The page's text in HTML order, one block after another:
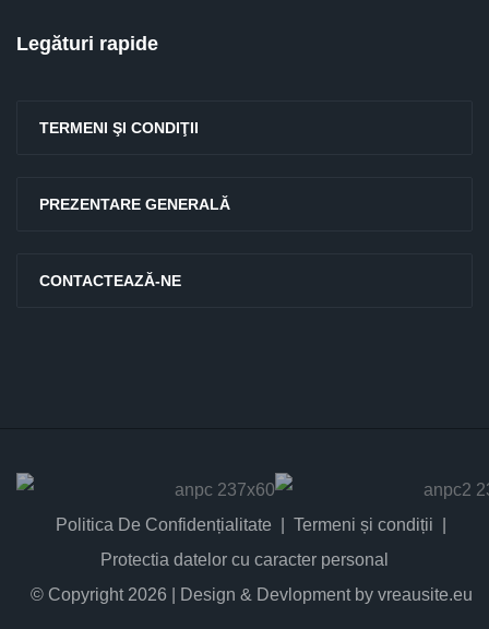
Legături rapide
TERMENI ŞI CONDIŢII
PREZENTARE GENERALĂ
CONTACTEAZĂ-NE
Politica De Confidențialitate
Termeni și condiții
Protectia datelor cu caracter personal
© Copyright 2026 | Design & Devlopment by vreausite.eu